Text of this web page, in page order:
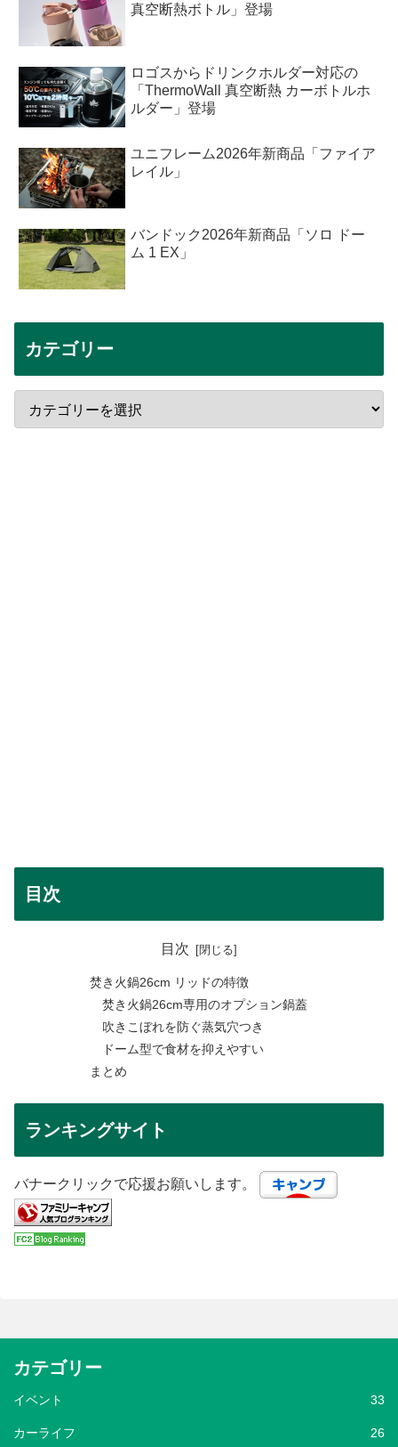
真空断熱ボトル」登場
ロゴスからドリンクホルダー対応の
「ThermoWall 真空断熱 カーボトルホ
ルダー」登場
ユニフレーム2026年新商品「ファイア
レイル」
バンドック2026年新商品「ソロ ドー
ム 1 EX」
カテゴリー
目次
目次
焚き火鍋26cm リッドの特徴
焚き火鍋26cm専用のオプション鍋蓋
吹きこぼれを防ぐ蒸気穴つき
ドーム型で食材を抑えやすい
まとめ
ランキングサイト
バナークリックで応援お願いします。
カテゴリー
イベント 33
カーライフ 26